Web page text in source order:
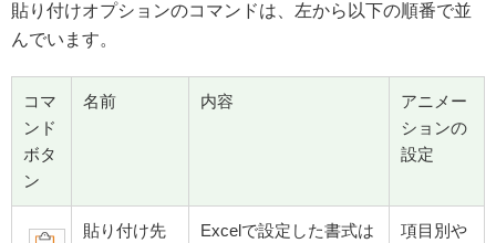
貼り付けオプションのコマンドは、左から以下の順番で並
んでいます。
コマ
ンド
ボタ
ン
名前 内容
アニメー
ションの
設定
貼り付け先
Excelで設定した書式は
項目別や